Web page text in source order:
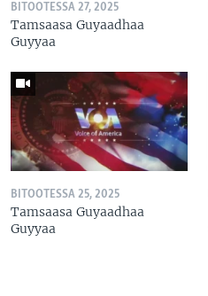
BITOOTESSA 27, 2025
Tamsaasa Guyaadhaa
Guyyaa
BITOOTESSA 25, 2025
Tamsaasa Guyaadhaa
Guyyaa